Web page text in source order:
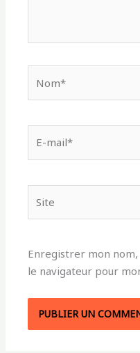
mail*
Enregistrer mon
le navigateur pour